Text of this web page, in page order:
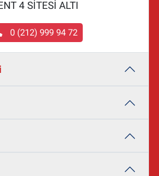
4 SİTESİ ALTI
0 (212) 999 94 72